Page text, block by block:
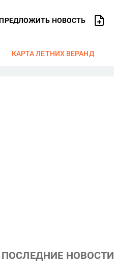
НОВОСТЬ
ЕЩЕ
КАРТА ЛЕТНИХ ВЕРАНД
ПОСЛЕДНИЕ НОВОСТИ